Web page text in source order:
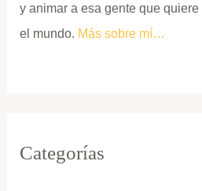
y animar a esa gente que
el mundo. Más sobre mí…
Categorías